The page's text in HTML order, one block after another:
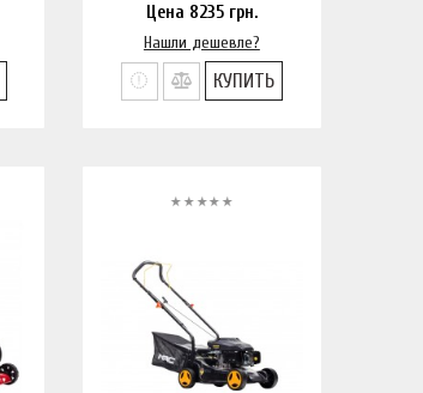
Цена 8235грн.
Нашли дешевле?
КУПИТЬ